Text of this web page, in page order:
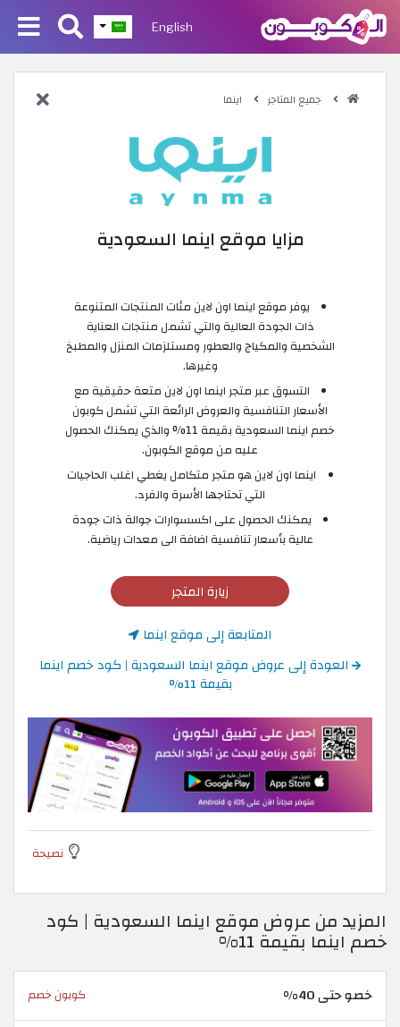
English
جميع المتاجر اينما
مزايا موقع اينما السعودية
يوفر موقع اينما اون لاين مئات المنتجات المتنوعة
ذات الجودة العالية والتي تشمل منتجات العناية
الشخصية والمكياج والعطور ومستلزمات المنزل والمطبخ
وغيرها.
التسوق عبر متجر اينما اون لاين متعة حقيقية مع
الأسعار التنافسية والعروض الرائعة التي تشمل كوبون
خصم اينما السعودية بقيمة 11% والذي يمكنك الحصول
عليه من موقع الكوبون.
اينما اون لاين هو متجر متكامل يغطي اغلب الحاجيات
التي تحتاجها الأسرة والفرد.
يمكنك الحصول على اكسسوارات جوالة ذات جودة
عالية بأسعار تنافسية اضافة الى معدات رياضية.
زيارة المتجر
المتابعة إلى موقع اينما
العودة إلى عروض موقع اينما السعودية | كود خصم اينما
بقيمة 11%
نصيحة
المزيد من عروض موقع اينما السعودية | كود
خصم اينما بقيمة 11%
خصو حتى 40% كوبون خصم